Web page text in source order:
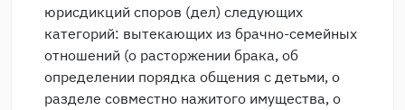
юрисдикций споров (дел) следующих
категорий: вытекающих из брачно-семейных
отношений (о расторжении брака, об
определении порядка общения с детьми, о
разделе совместно нажитого имущества, о